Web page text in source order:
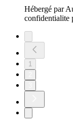
Hébergé par
confidentialite
1